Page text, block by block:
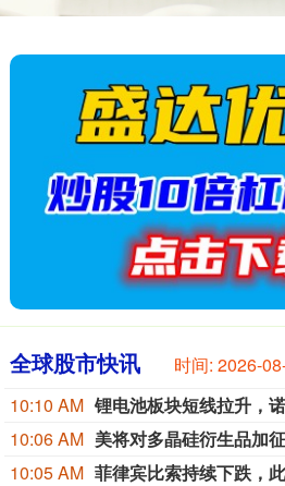
全球股市快讯 时间: 2026-
10:10 AM 锂电池板块短线拉升，
10:06 AM
10:05 AM